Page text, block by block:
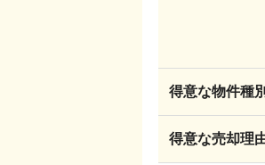
得意な物件種別
得意な売却理